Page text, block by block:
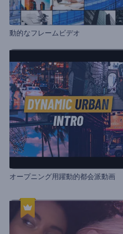
動的なフレームビデオ
オープニング用躍動的都会派動画